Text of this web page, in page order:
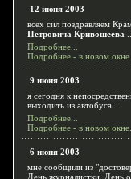
12 июня 2003
всех сил поздравляем
Петровича Кривошеева
Подробнее...
Подробнее - в новом окне...
9 июня 2003
я сегодня к
выходить из автобуса ...
Подробнее...
Подробнее - в новом окне...
6 июня 2003
мне сообщили из
День журналистки. День